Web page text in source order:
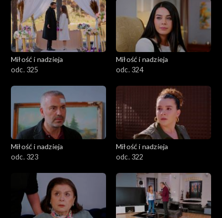
Miłość i nadzieja
odc. 325
Miłość i nadzieja
odc. 324
Miłość i nadzieja
odc. 323
Miłość i nadzieja
odc. 322